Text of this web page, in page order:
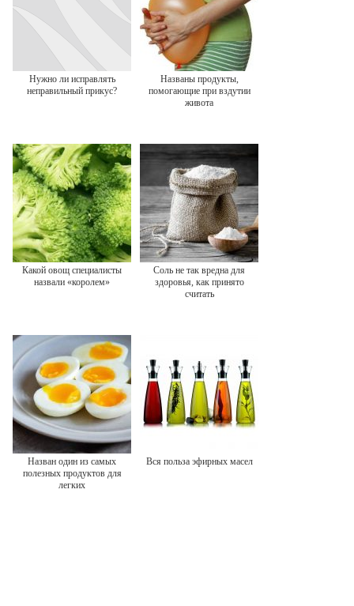
Нужно ли исправлять
неправильный прикус?
Названы продукты,
помогающие при вздутии
живота
Какой овощ специалисты
назвали «королем»
Соль не так вредна для
здоровья, как принято
считать
Назван один из самых
полезных продуктов для
легких
Вся польза эфирных масел